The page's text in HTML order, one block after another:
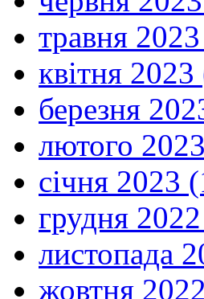
травня
квітня
березня
лютого
січня 2023
грудня
листопада
жовтня